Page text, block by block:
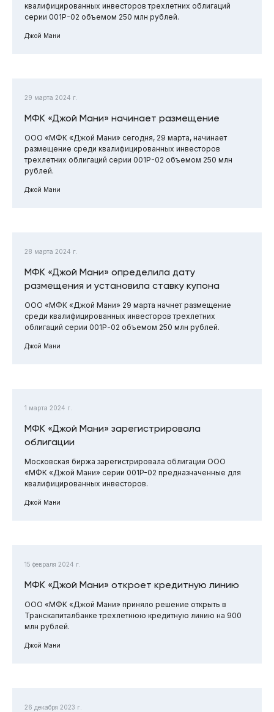
квалифицированных инвесторов трехлетних облигаций
серии 001Р-02 объемом 250 млн рублей.
Джой Мани
29 марта 2024 г.
МФК «Джой Мани» начинает размещение
ООО «МФК «Джой Мани» сегодня, 29 марта, начинает
размещение среди квалифицированных инвесторов
трехлетних облигаций серии 001Р-02 объемом 250 млн
рублей.
Джой Мани
28 марта 2024 г.
МФК «Джой Мани» определила дату
размещения и установила ставку купона
ООО «МФК «Джой Мани» 29 марта начнет размещение
среди квалифицированных инвесторов трехлетних
облигаций серии 001Р-02 объемом 250 млн рублей.
Джой Мани
1 марта 2024 г.
МФК «Джой Мани» зарегистрировала
облигации
Московская биржа зарегистрировала облигации ООО
«МФК «Джой Мани» серии 001P-02 предназначенные для
квалифицированных инвесторов.
Джой Мани
15 февраля 2024 г.
МФК «Джой Мани» откроет кредитную линию
ООО «МФК «Джой Мани» приняло решение открыть в
Транскапиталбанке трехлетнюю кредитную линию на 900
млн рублей.
Джой Мани
26 декабря 2023 г.